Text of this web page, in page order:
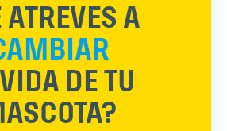
ATREVES A
DE TU